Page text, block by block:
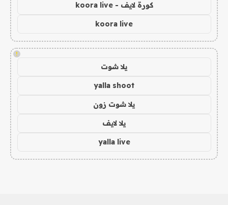
كورة لايف - koora live
koora live
!
يلا شوت
yalla shoot
يلا شوت زون
يلا لايف
yalla live